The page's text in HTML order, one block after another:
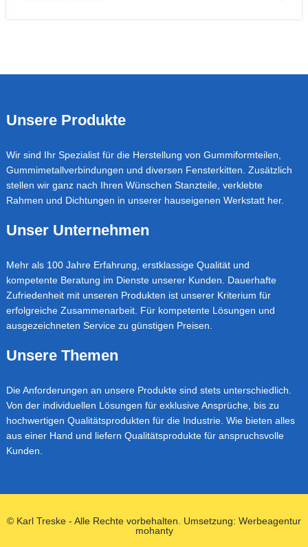
Footer
Unsere Produkte
Wir sind Ihr Spezialist für die Herstellung von Gummiformteilen,
Gummimetallverbindungen und diversen Fensterkitten. Zusätzlich
stellen wir ganz nach Ihren Wünschen Stanzteile, verklebte
Rahmen und Dichtungen in unserer hauseigenen Werkstatt her.
Unser Unternehmen
Mehr als 100 Jahre Erfahrung, erstklassige Qualität und
kompetente Beratung im Dienste unserer Kunden. Dauerhafte
Zufriedenheit mit unseren Produkten ist unserer Kriterium für
erfolgreiche Zusammenarbeit. Für kompetente Lösungen und
ausgezeichneten Service zu günstigen Preisen.
Unsere Themen
Die Anforderungen an unsere Produkte sind stets unterschiedlich.
Von der individuellen Lösungen für exklusive Ansprüche, bis zu
hochwertigen Qualitätsprodukten für die Industrie. Wie bieten alles
aus einer Hand und liefern Qualitätsprodukte für anspruchsvolle
Kunden.
© Karl Treske - Alle Rechte vorbehalten. Umsetzung: Werbeagentur
mohanty